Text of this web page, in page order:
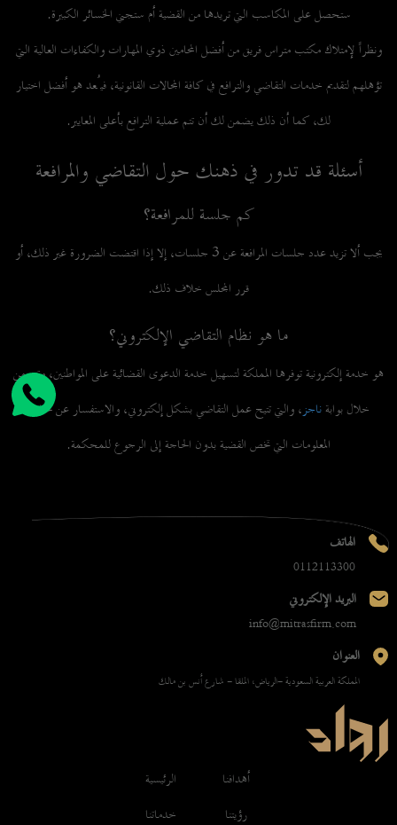
ستحصل على المكاسب التي تريدها من القضية أم ستجني الخسائر الكبيرة.
ونظراً لإمتلاك مكتب متراس فريق من أفضل المحامين ذوي المهارات والكفاءات العالية التي
تؤهلهم لتقديم خدمات التقاضي والترافع في كافة المجالات القانونية، فيُعد هو أفضل اختيار
لك، كما أن ذلك يضمن لك أن تتم عملية الترافع بأعلى المعايير.
أسئلة قد تدور في ذهنك حول التقاضي والمرافعة
كم جلسة للمرافعة؟
يجب ألا تزيد عدد جلسات المرافعة عن 3 جلسات، إلا إذا اقتضت الضرورة غير ذلك، أو
قرر المجلس خلاف ذلك.
ما هو نظام التقاضي الإلكتروني؟
هو خدمة إلكترونية توفرها المملكة لتسهيل خدمة الدعوى القضائية على المواطنين، وتتم من
خلال بوابةناجز، والتي تتيح عمل التقاضي بشكل إلكتروني، والاستفسار عن مختلف
المعلومات التي تخص القضية بدون الحاجة إلى الرجوع للمحكمة.
أهدافنا
رؤيتنا
الرئيسية
خدماتنا
الهاتف
0112113300
البريد الإلكتروني
info@mitrasfirm.com
العنوان
المملكة العربية السعودية -الرياض، الملقا - شارع أنس بن مالك